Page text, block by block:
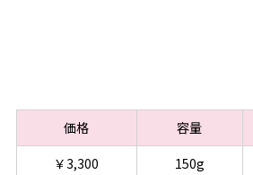
価格 容量
￥3,300
150g